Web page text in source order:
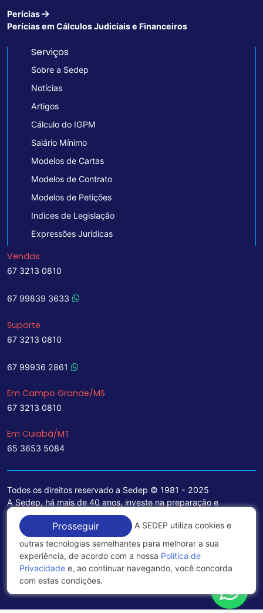
Perícias
Perícias em Cálculos Judiciais e Financeiros
Serviços
Sobre a Sedep
Notícias
Artigos
Cálculo do IGPM
Salário Mínimo
Modelos de Cartas
Modelos de Contrato
Modelos de Petições
Indices de Legislação
Expressões Jurídicas
Vendas
67 3213 0810
67 99839 3633
Suporte
67 3213 0810
67 99936 2861
Em Campo Grande/MS
67 3213 0810
Em Cuiabá/MT
65 3653 5084
Todos os direitos reservado a Sedep © 1981 - 2025
A Sedep, há mais de 40 anos, investe na preparação e
treinamento de funcionários e na aquisição de tecnologia de
ponta para a ampliação de seu portfólio de serviços voltados
para a área jurídica, que contemplam informações seguras e
excelentes soluções empresariais.
Política de Privacidade
Prosseguir
A SEDEP utiliza cookies e
outras tecnologias semelhantes para melhorar a sua
experiência, de acordo com a nossa Política de
Privacidade e, ao continuar navegando, você concorda
com estas condições.